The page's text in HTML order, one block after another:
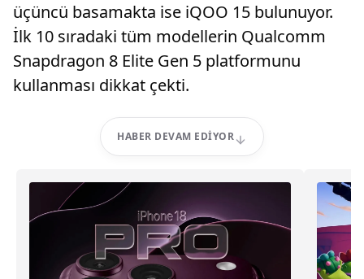
üçüncü basamakta ise iQOO 15 bulunuyor.
İlk 10 sıradaki tüm modellerin Qualcomm
Snapdragon 8 Elite Gen 5 platformunu
kullanması dikkat çekti.
HABER DEVAM EDIYOR